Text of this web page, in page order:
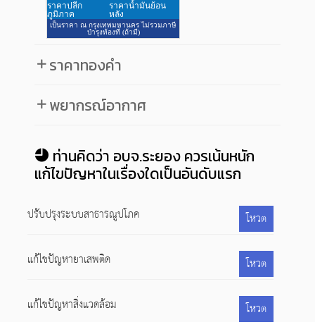
ราคาทองคำ
พยากรณ์อากาศ
ท่านคิดว่า อบจ.ระยอง ควรเน้นหนัก
แก้ไขปัญหาในเรื่องใดเป็นอันดับแรก
ปรับปรุงระบบสาธารณูปโภค โหวต
แก้ไขปัญหายาเสพติด โหวต
แก้ไขปัญหาสิ่งแวดล้อม โหวต